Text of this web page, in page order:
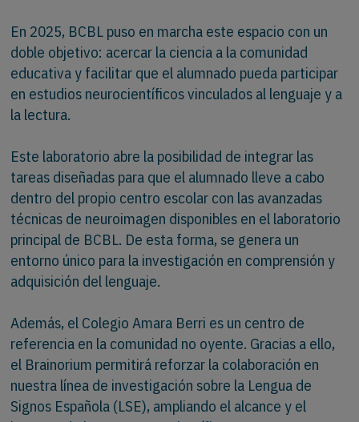
En 2025, BCBL puso en marcha este espacio con un
doble objetivo: acercar la ciencia a la comunidad
educativa y facilitar que el alumnado pueda participar
en estudios neurocientíficos vinculados al lenguaje y a
la lectura.
Este laboratorio abre la posibilidad de integrar las
tareas diseñadas para que el alumnado lleve a cabo
dentro del propio centro escolar con las avanzadas
técnicas de neuroimagen disponibles en el laboratorio
principal de BCBL. De esta forma, se genera un
entorno único para la investigación en comprensión y
adquisición del lenguaje.
Además, el Colegio Amara Berri es un centro de
referencia en la comunidad no oyente. Gracias a ello,
el Brainorium permitirá reforzar la colaboración en
nuestra línea de investigación sobre la Lengua de
Signos Española (LSE), ampliando el alcance y el